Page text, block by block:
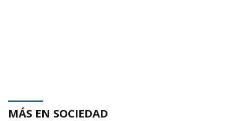
MÁS EN SOCIEDAD